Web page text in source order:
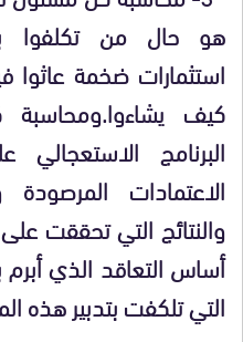
هو حال من تكلفوا
استثمارات ضخمة عاثوا
كيف
البرنامج
الاعتمادات
والنتائج التي تحققت
أساس التعاقد الذي أبرم
التي تلكفت بتدبير هذه